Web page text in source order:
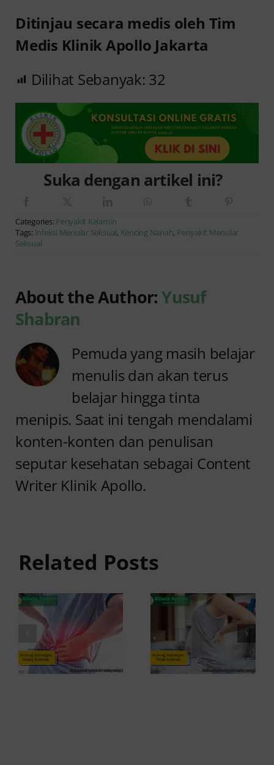
Ditinjau secara medis oleh Tim
Medis Klinik Apollo Jakarta
Dilihat Sebanyak: 32
Suka dengan artikel ini?
Categories: Penyakit Kelamin
Tags: Infeksi Menular Seksual, Kencing Nanah, Penyakit Menular
Seksual
About the Author:Yusuf
Shabran
Pemuda yang masih belajar
menulis dan akan terus
belajar hingga tinta
menipis. Saat ini tengah mendalami
konten-konten dan penulisan
seputar kesehatan sebagai Content
Writer Klinik Apollo.
Related Posts
Sering
Kambuh
dan Cara
Atasinya
Penyebab
dan
Solusinya